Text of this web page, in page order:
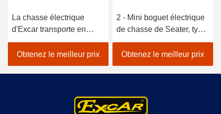
La chasse électrique
d'Excar transporte en
charrette le chariot de golf
électrique pour chasser
des chariots de golf de
chasse
Obtenez le meilleur prix
2 - Mini boguet électrique
de chasse de Seater, type
ce de chariot de golf de
véhicules approuvé
Obtenez le meilleur prix